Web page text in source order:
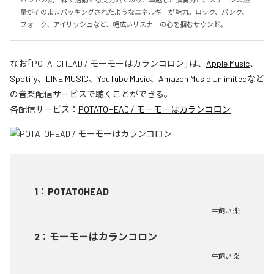
量がそのままパッキングされたようなエネルギーが魅力。ロック、パンク、
フォーク、アイリッシュなど、幅広いリスナーの心を掴むサウンド。
なお「POTATOHEAD / モーモーはカランコロン 」は、 Apple Music、
Spotify、 LINE MUSIC、 YouTube Music、 Amazon Music Unlimitedなど
の音楽配信サービスで聴くことができる。
各配信サービス： POTATOHEAD / モーモーはカランコロン
1 ： POTATOHEAD
牛飼い 楽
2 ： モーモーはカランコロン
牛飼い 楽